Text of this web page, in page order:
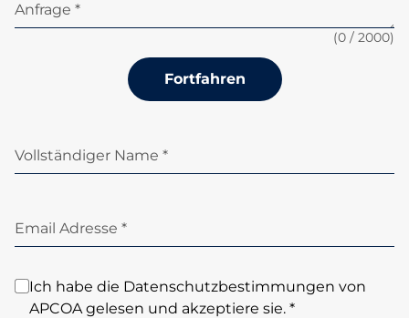
Anfrage *
(0 / 2000)
Fortfahren
Vollständiger Name *
Email Adresse *
Ich habe die Datenschutzbestimmungen von
APCOA gelesen und akzeptiere sie. *